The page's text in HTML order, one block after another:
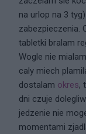
na urlop na 3
zabezpieczenia.
tabletki bralam
Wogle nie
caly miech
dostalam okres,
dni czuje
jedzenie nie
momentami